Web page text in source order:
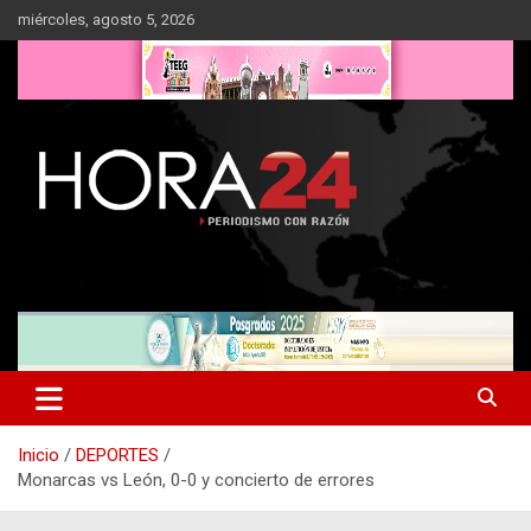
Saltar
al
miércoles, agosto 5, 2026
Inicio
DEPORTES
Monarcas vs León, 0-0 y concierto de errores